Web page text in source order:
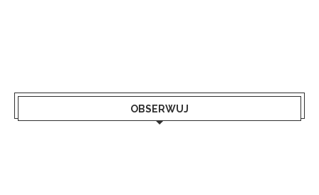
OBSERWUJ